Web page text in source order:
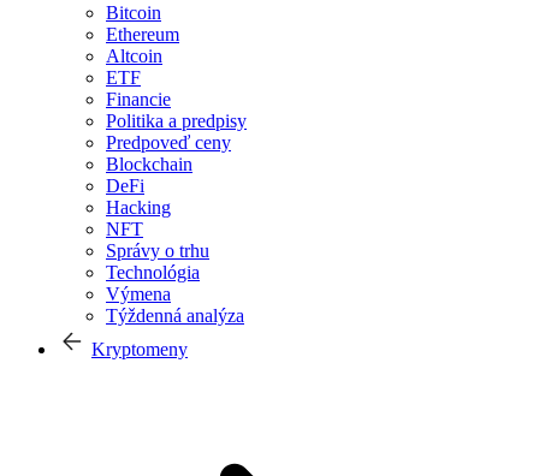
Bitcoin
Ethereum
Altcoin
ETF
Financie
Politika a predpisy
Predpoveď ceny
Blockchain
DeFi
Hacking
NFT
Správy o trhu
Technológia
Výmena
Týždenná analýza
Kryptomeny